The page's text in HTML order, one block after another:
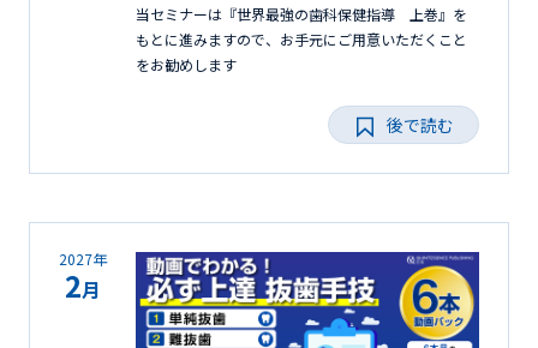
当セミナーは『世界最強の歯科保健指導 上巻』を
もとに進みますので、お手元にご用意いただくこと
をお勧めします
後で読む
2027年
2月